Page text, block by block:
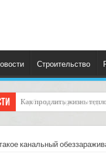
Строительство
Горбыль как дрова:
канальный